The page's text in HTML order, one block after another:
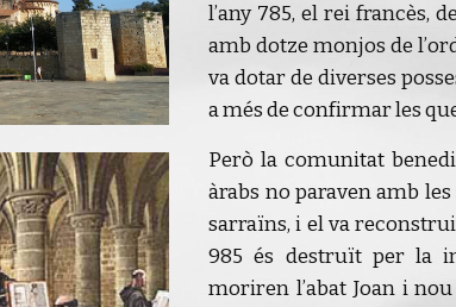
l’any 785, el rei francès,
amb dotze monjos de
va dotar de diverses
a més de confirmar les
Però la comunitat
àrabs no paraven amb
sarraïns, i el va
985 és destruït per la
moriren l’abat Joan i